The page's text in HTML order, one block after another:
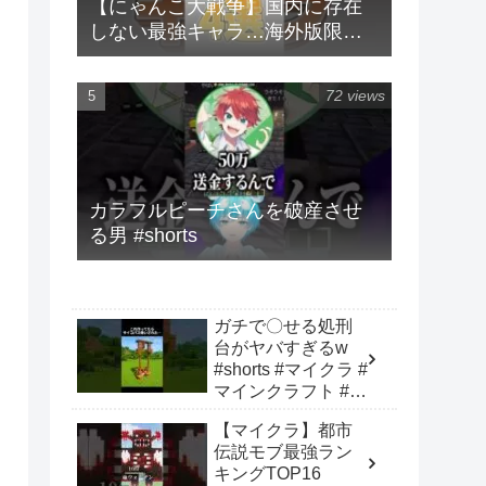
【にゃんこ大戦争】国内に存在
しない最強キャラ…海外版限定
キャラ4選！！【にゃんこ大戦争
ゆっくり解説】#shorts
カラフルピーチさんを破産させ
る男 #shorts
72 views
ガチで〇せる処刑
台がヤバすぎるw
#shorts #マイクラ #
マインクラフト #建
【マイクラ】都市
伝説モブ最強ラン
キングTOP16